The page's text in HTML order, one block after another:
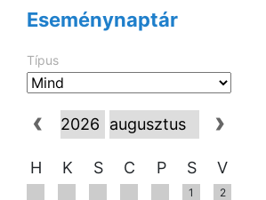
Eseménynaptár
Típus
H K S C P S V
1 2